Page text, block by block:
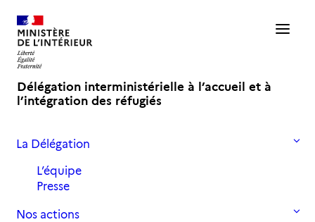
Délégation interministérielle à l’accueil et à
l’intégration des réfugiés
La Délégation
L’équipe
Presse
Nos actions
Accueil
Archives 2019